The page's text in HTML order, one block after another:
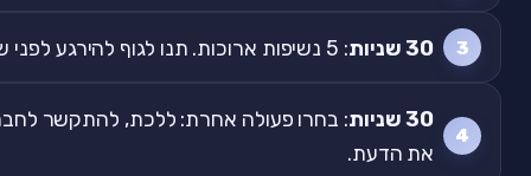
30 שניות : 5 נשיפות ארוכות. תנו לגוף להירגע לפני שמחליטים.
30 שניות
: בחרו פעולה אחרת: ללכת, להתקשר
את הדעת.